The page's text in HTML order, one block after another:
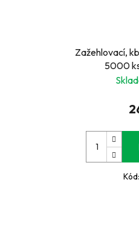
Zažehlovací,
5000
Kód: